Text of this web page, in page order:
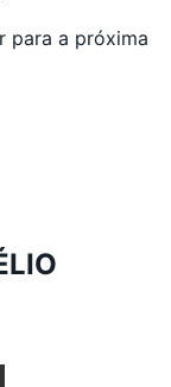
para a próxima